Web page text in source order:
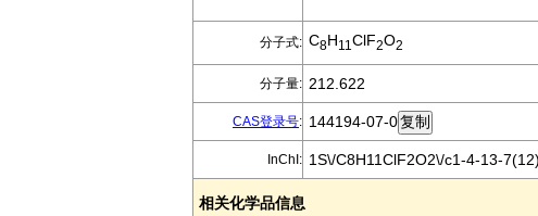
分子式: C8H11 ClF2O2
分子量: 212.622
CAS登录号: 144194-07-0
InChI: 1S\/C8H11ClF2O2\/c1-4-13-
相关化学品信息